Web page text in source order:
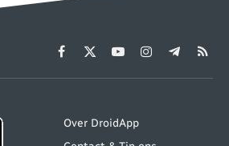
Facebook
X
(Twitter)
YouTubeInstagram
Telegram
RSS
Over DroidApp